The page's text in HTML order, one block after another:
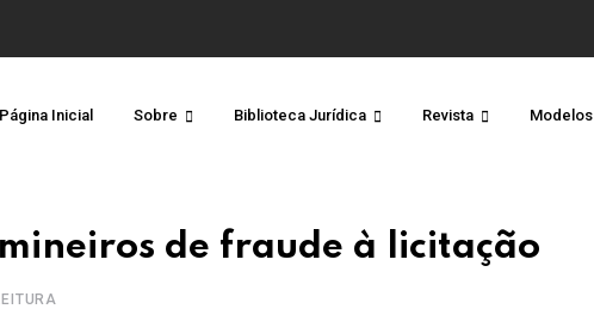
Página Inicial Sobre Biblioteca Jurídica Revista Modelos
de fraude à licitação